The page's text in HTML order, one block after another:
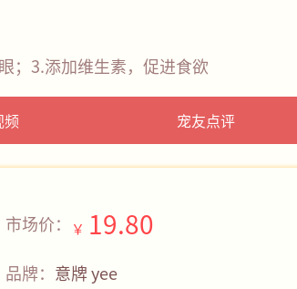
；3.添加维生素，促进食欲
频 宠友点评
市场价： ￥ 19.80
品牌： 意牌 yee